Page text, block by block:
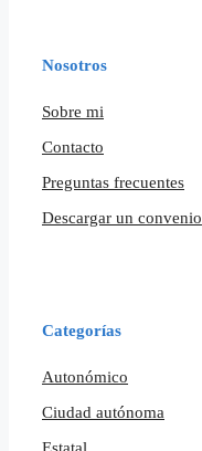
Nosotros
Sobre mi
Contacto
Preguntas frecuentes
Descargar un convenio
Categorías
Autonómico
Ciudad autónoma